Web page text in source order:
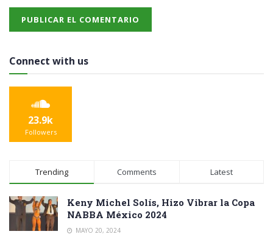
Connect with us
23.9k
Followers
Trending Comments Latest
Keny Michel Solís, Hizo Vibrar la Copa
NABBA México 2024
MAYO 20, 2024